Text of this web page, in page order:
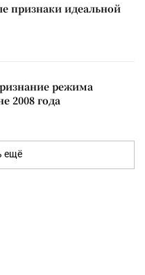
признаки идеальной
режима
2008 года
ещё